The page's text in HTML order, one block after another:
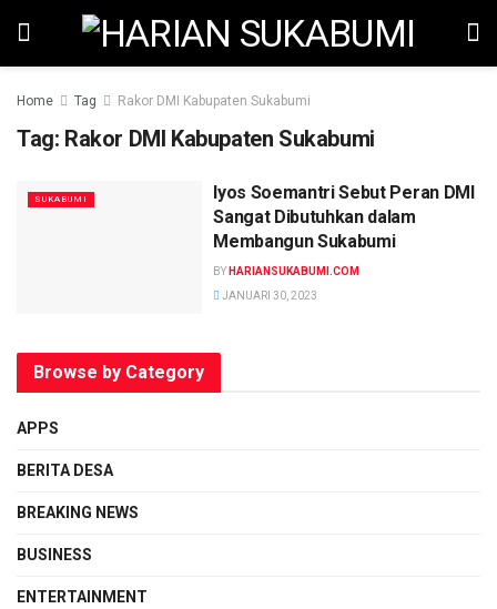
Home Tag Rakor DMI Kabupaten Sukabumi
Tag: Rakor DMI Kabupaten Sukabumi
SUKABUMI
Iyos Soemantri Sebut Peran DMI
Sangat Dibutuhkan dalam
Membangun Sukabumi
BY HARIANSUKABUMI.COM
JANUARI 30, 2023
Browse by Category
APPS
BERITA DESA
BREAKING NEWS
BUSINESS
ENTERTAINMENT